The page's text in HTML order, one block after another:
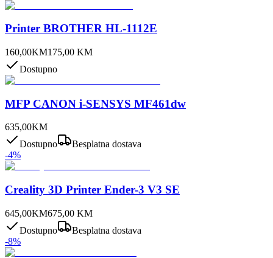
Printer BROTHER HL-1112E
160,00KM175,00 KM
Dostupno
MFP CANON i-SENSYS MF461dw
635,00KM
Dostupno
Besplatna dostava
-4%
Creality 3D Printer Ender-3 V3 SE
645,00KM675,00 KM
Dostupno
Besplatna dostava
-8%